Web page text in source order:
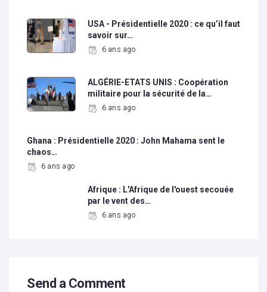
USA - Présidentielle 2020 : ce qu’il faut
savoir sur…
6 ans ago
ALGÉRIE-ETATS UNIS : Coopération
militaire pour la sécurité de la…
6 ans ago
Ghana : Présidentielle 2020 : John Mahama sent le
chaos…
6 ans ago
Afrique : L'Afrique de l'ouest secouée
par le vent des…
6 ans ago
Send a Comment